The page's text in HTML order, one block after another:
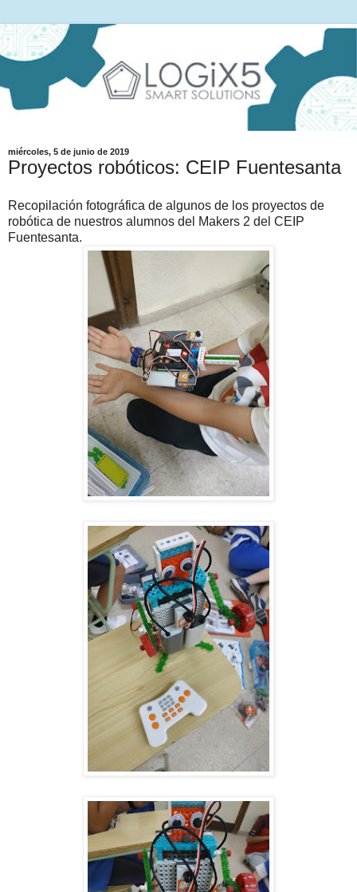
miércoles, 5 de junio de 2019
Proyectos robóticos: CEIP Fuentesanta
Recopilación fotográfica de algunos de los proyectos de
robótica de nuestros alumnos del Makers 2 del CEIP
Fuentesanta.